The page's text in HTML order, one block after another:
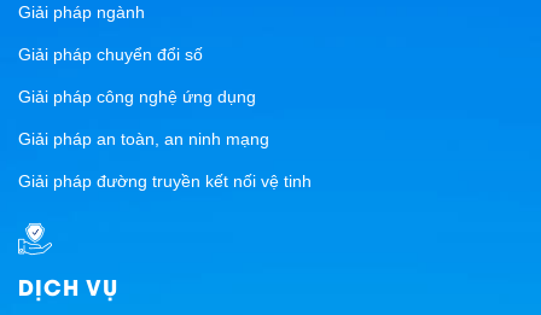
Giải pháp ngành
Giải pháp chuyển đổi số
Giải pháp công nghệ ứng dụng
Giải pháp an toàn, an ninh mạng
Giải pháp đường truyền kết nối vệ tinh
DỊCH VỤ